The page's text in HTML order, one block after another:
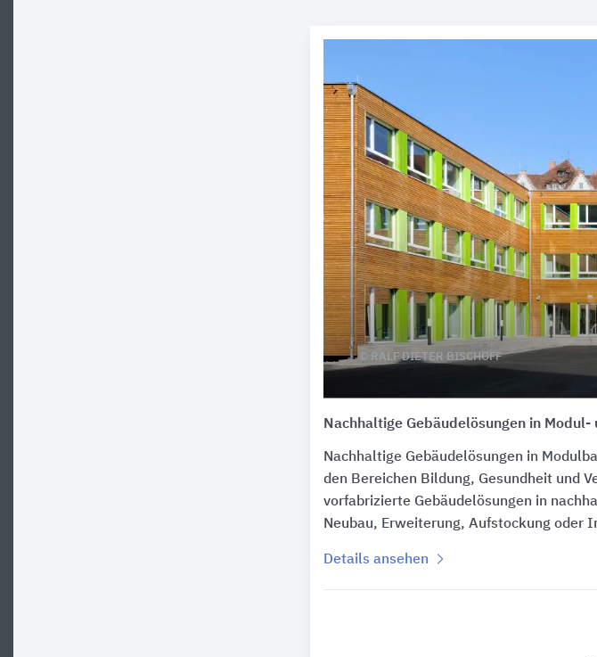
© RALF DIETER BISCHOFF
Nachhaltige Gebäudelösungen in
Nachhaltige Gebäudelösungen in
den Bereichen Bildung, Gesundheit und
vorfabrizierte Gebäudelösungen in
Neubau, Erweiterung, Aufstockung oder
Details ansehen